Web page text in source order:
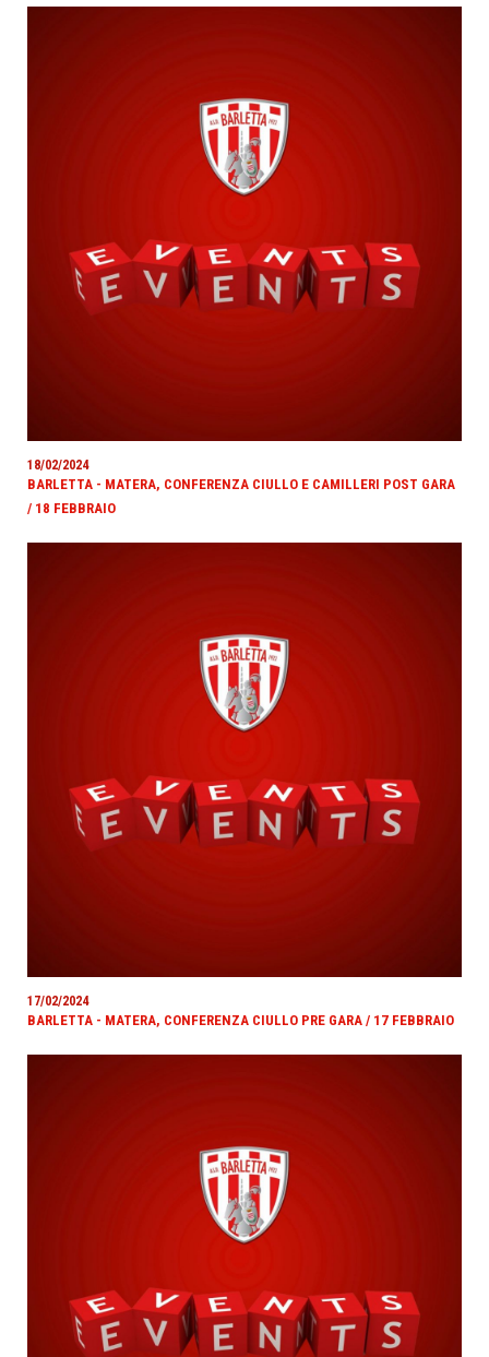
18/02/2024
BARLETTA - MATERA, CONFERENZA CIULLO E CAMILLERI POST GARA
/ 18 FEBBRAIO
17/02/2024
BARLETTA - MATERA, CONFERENZA CIULLO PRE GARA / 17 FEBBRAIO